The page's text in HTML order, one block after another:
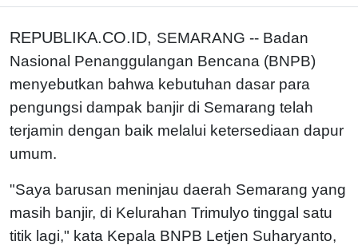
REPUBLIKA.CO.ID, SEMARANG -- Badan
Nasional Penanggulangan Bencana (BNPB)
menyebutkan bahwa kebutuhan dasar para
pengungsi dampak banjir di Semarang telah
terjamin dengan baik melalui ketersediaan dapur
umum.
"Saya barusan meninjau daerah Semarang yang
masih banjir, di Kelurahan Trimulyo tinggal satu
titik lagi," kata Kepala BNPB Letjen Suharyanto,